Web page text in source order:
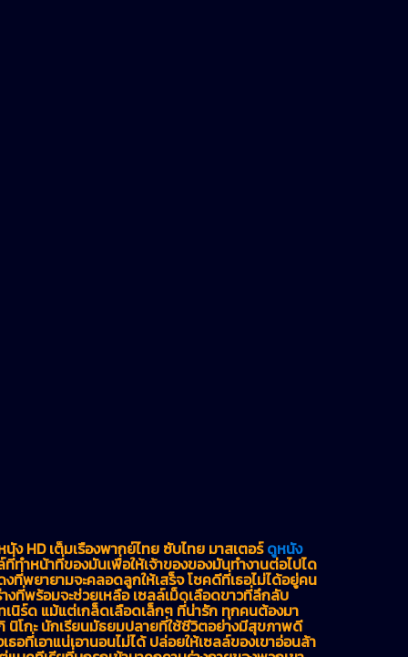
HD เต็มเรื่องพากย์ไทย ซับไทย มาสเตอร์ดูหนัง
ำหน้าที่ของมันเพื่อให้เจ้าของของมันทำงานต่อไปได
ที่พยายามจะคลอดลูกให้เสร็จ โชคดีที่เธอไม่ได้อยู่คน
งที่พร้อมจะช่วยเหลือ เซลล์เม็ดเลือดขาวที่ลึกลับ
นิร์ด แม้แต่เกล็ดเลือดเล็กๆ ที่น่ารัก ทุกคนต้องมา
โกะ นักเรียนมัธยมปลายที่ใช้ชีวิตอย่างมีสุขภาพดี
อที่เอาแน่เอานอนไม่ได้ ปล่อยให้เซลล์ของเขาอ่อนล้า